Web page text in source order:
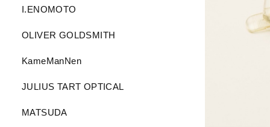
I.ENOMOTO
OLIVER GOLDSMITH
KameManNen
JULIUS TART OPTICAL
MATSUDA